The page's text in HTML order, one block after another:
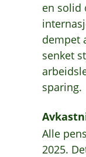
en solid
dempet
senket
sparing.
Alle
2025.